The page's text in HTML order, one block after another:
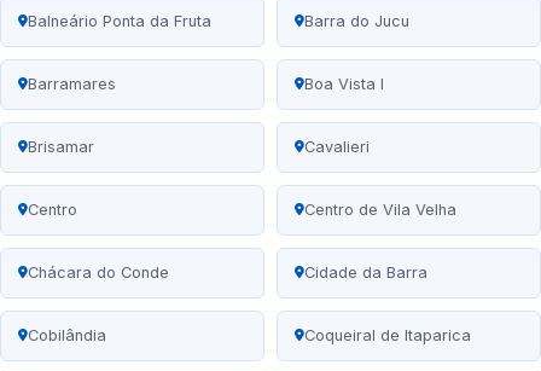
Balneário Ponta da Fruta Barra do Jucu
Barramares Boa Vista I
Brisamar Cavalieri
Centro Centro de Vila Velha
Chácara do Conde Cidade da Barra
Cobilândia Coqueiral de Itaparica